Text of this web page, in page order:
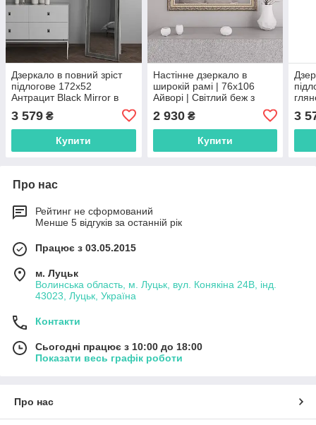
Дзеркало в повний зріст
підлогове 172х52
Антрацит Black Mirror в
3 579 ₴
Купити
Настінне дзеркало в
широкій рамі | 76х106
Айворі | Світлий беж з
Mirror для дому
2 930₴
Купити
3
Про нас
Рейтинг не сформований
Менше 5 відгуків за останній рік
Працює з 03.05.2015
м. Луцьк
Волинська область, м. Луцьк, вул. Конякіна 24В, інд.
43023, Луцьк, Україна
Контакти
Сьогодні працює з 10:00 до 18:00
Показати весь графік роботи
Про нас